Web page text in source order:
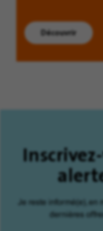
Découvrir
Je reste informé(e), en
dernières